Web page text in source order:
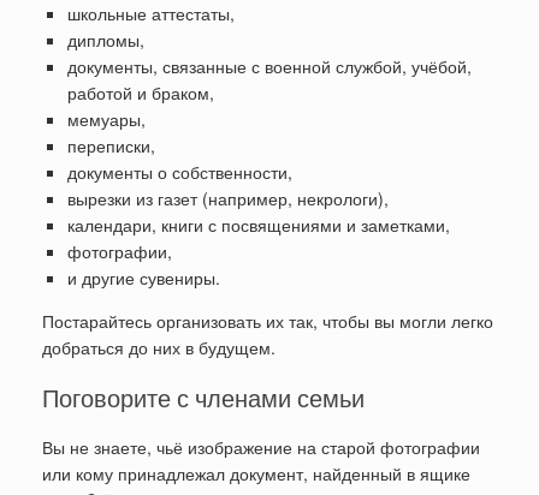
школьные аттестаты,
дипломы,
документы, связанные с военной службой, учёбой,
работой и браком,
мемуары,
переписки,
документы о собственности,
вырезки из газет (например, некрологи),
календари, книги с посвящениями и заметками,
фотографии,
и другие сувениры.
Постарайтесь организовать их так, чтобы вы могли легко
добраться до них в будущем.
Поговорите с членами семьи
Вы не знаете, чьё изображение на старой фотографии
или кому принадлежал документ, найденный в ящике